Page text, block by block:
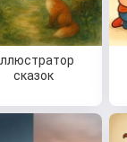
сказок